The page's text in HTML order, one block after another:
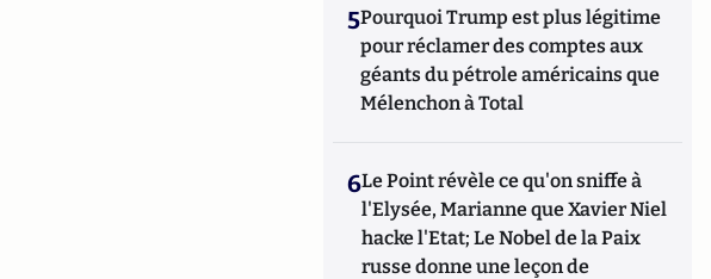
5Pourquoi Trump est plus légitime
pour réclamer des comptes aux
géants du pétrole américains que
Mélenchon à Total
6Le Point révèle ce qu'on sniffe à
l'Elysée, Marianne que Xavier Niel
hacke l'Etat; Le Nobel de la Paix
russe donne une leçon de